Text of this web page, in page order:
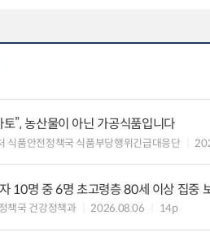
토”, 농산물이 아닌 가공식품입니다
식품안전정책국 식품부당행위긴급대응단
10명 중 6명 초고령층 80세 이상 집중
책국 건강정책과 2026.08.06 14p